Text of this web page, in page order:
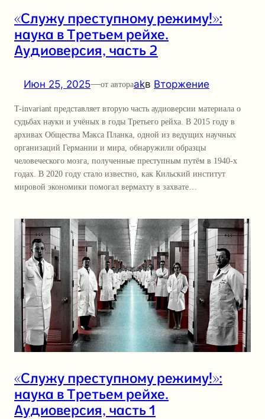
«Служу преступному режиму!»:
наука в Третьем рейхе.
Аудиоверсия, часть 2
Июн 25, 2025—от автораakв Вторжение
T-invariant представляет вторую часть аудиоверсии материала о
судьбах науки и учёных в годы Третьего рейха. В 2015 году в
архивах Общества Макса Планка, одной из ведущих научных
организаций Германии и мира, обнаружили образцы
человеческого мозга, полученные преступным путём в 1940-х
годах. В 2020 году стало известно, как Кильский институт
мировой экономики помогал вермахту в захвате…
«Служу преступному режиму!»:
наука в Третьем рейхе.
Аудиоверсия, часть 1